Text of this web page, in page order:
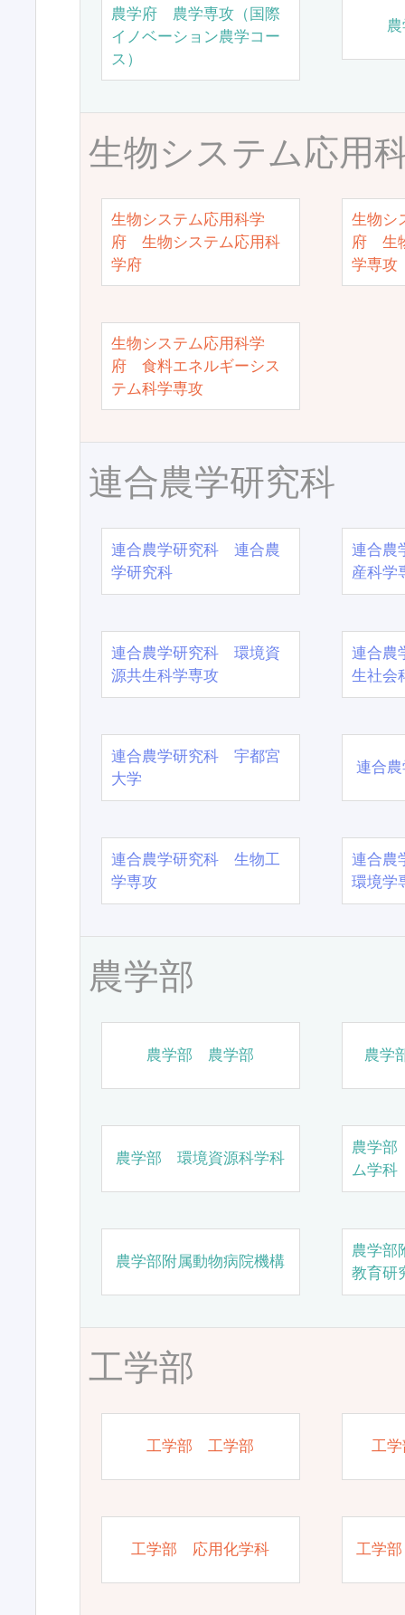
農学府 農学専攻（国際
イノベーション農学コー
ス）
生物システム応用
生物システム応用科学
府 生物システム応用科
学府
生物シ
府 生
学専攻
生物システム応用科学
府 食料エネルギーシス
テム科学専攻
連合農学研究科
連合農学研究科 連合農
学研究科
連合農
産科学
連合農学研究科 環境資
源共生科学専攻
連合農
生社会
連合農学研究科 宇都宮
大学
連合
連合農学研究科 生物工
学専攻
連合農
環境学
農学部
農学部 農学部 農学
農学部 環境資源科学科
農学
ム学科
農学部附属動物病院機構
農学部
教育研
工学部
工学部 工学部 工
工学部 応用化学科 工学